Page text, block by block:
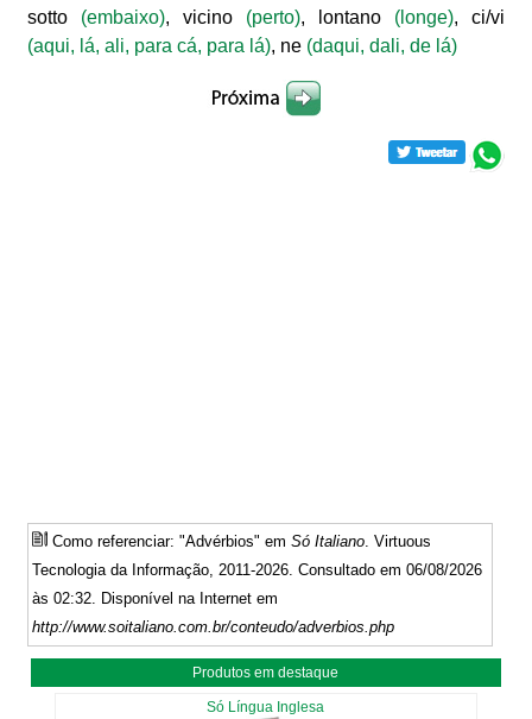
sotto (embaixo), vicino (perto), lontano (longe), ci/vi
(aqui, lá, ali, para cá, para lá), ne (daqui, dali, de lá)
Como referenciar: "Advérbios" emSó Italiano . Virtuous
Tecnologia da Informação, 2011-2026. Consultado em 06/08/2026
às 02:32. Disponível na Internet em
http://www.soitaliano.com.br/conteudo/adverbios.php
Produtos em destaque
Só Língua Inglesa